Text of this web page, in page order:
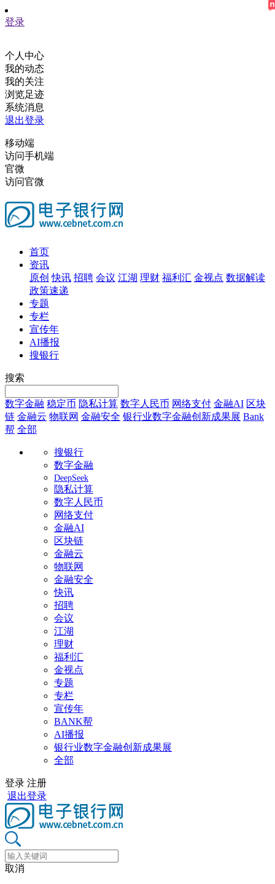
登录
个人中心
我的动态
我的关注
浏览足迹
系统消息
退出登录
移动端
访问手机端
官微
访问官微
首页
资讯
原创 快讯 招聘 会议 江湖 理财 福利汇 金视点 数据解读
政策速递
专题
专栏
宣传年
AI播报
搜银行
搜索
数字金融 稳定币 隐私计算 数字人民币 网络支付 金融AI 区块
链 金融云 物联网 金融安全 银行业数字金融创新成果展 Bank
帮 全部
搜银行
数字金融
DeepSeek
隐私计算
数字人民币
网络支付
金融AI
区块链
金融云
物联网
金融安全
快讯
招聘
会议
江湖
理财
福利汇
金视点
专题
专栏
宣传年
BANK帮
AI播报
银行业数字金融创新成果展
全部
登录 注册
退出登录
取消